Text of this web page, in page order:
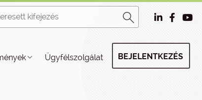
Ügyfélszolgálat BEJELENTKEZÉS